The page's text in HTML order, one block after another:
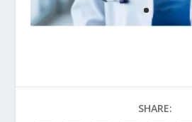
SHARE: